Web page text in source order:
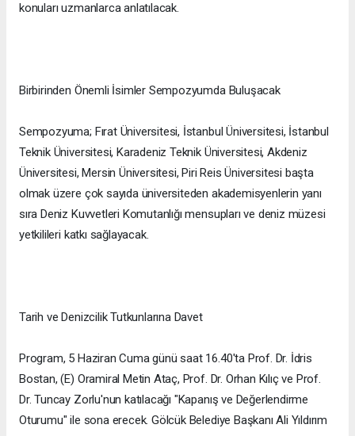
konuları uzmanlarca anlatılacak.
Birbirinden Önemli İsimler Sempozyumda Buluşacak
Sempozyuma; Fırat Üniversitesi, İstanbul Üniversitesi, İstanbul
Teknik Üniversitesi, Karadeniz Teknik Üniversitesi, Akdeniz
Üniversitesi, Mersin Üniversitesi, Piri Reis Üniversitesi başta
olmak üzere çok sayıda üniversiteden akademisyenlerin yanı
sıra Deniz Kuvvetleri Komutanlığı mensupları ve deniz müzesi
yetkilileri katkı sağlayacak.
Tarih ve Denizcilik Tutkunlarına Davet
Program, 5 Haziran Cuma günü saat 16.40'ta Prof. Dr. İdris
Bostan, (E) Oramiral Metin Ataç, Prof. Dr. Orhan Kılıç ve Prof.
Dr. Tuncay Zorlu'nun katılacağı "Kapanış ve Değerlendirme
Oturumu" ile sona erecek. Gölcük Belediye Başkanı Ali Yıldırım